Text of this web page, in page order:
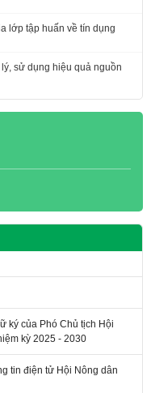
lớp tập huấn về tín dụng
sử dụng hiệu quả nguồn
TỈNH ĐỒNG NAI LẦN
ký của Phó Chủ tịch Hội
kỳ 2025 - 2030
tin điện tử Hội Nông dân